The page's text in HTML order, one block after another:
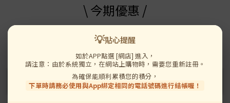
\ 今期優惠 /
送 濃鮑汁黃金鮑
💡貼心提醒
如於APP點選 [網店] 進入，
請注意：由於系統獨立，在網站上購物時，需要您重新註冊。
為確保能順利累積您的積分，
下單時請務必使用與App綁定相同的電話號碼進行結帳喔！